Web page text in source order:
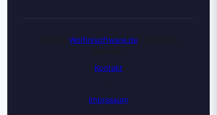
Wolfinisoftware.de
Kontakt
Impressum